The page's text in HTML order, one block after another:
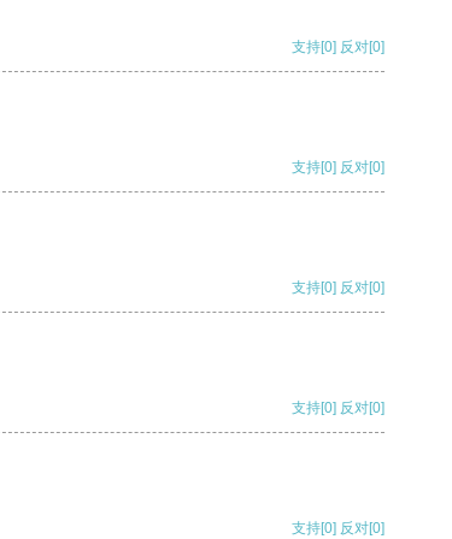
支持[0] 反对[0]
支持[0] 反对[0]
支持[0] 反对[0]
支持[0] 反对[0]
支持[0] 反对[0]